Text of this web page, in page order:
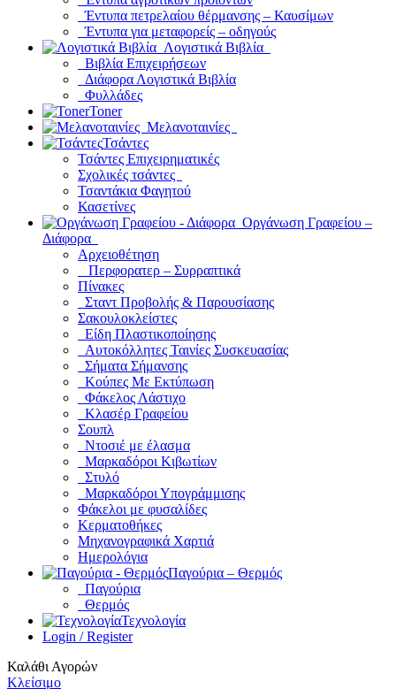
Έντυπα πετρελαίου θέρμανσης – Καυσίμων
Έντυπα για μεταφορείς – οδηγούς
Λογιστικά Βιβλία
Βιβλία Επιχειρήσεων
Διάφορα Λογιστικά Βιβλία
Φυλλάδες
Toner
Μελανοταινίες
Τσάντες
Τσάντες Επιχειρηματικές
Σχολικές τσάντες
Τσαντάκια Φαγητού
Κασετίνες
Οργάνωση Γραφείου –
Διάφορα
Αρχειοθέτηση
Περφορατερ – Συρραπτικά
Πίνακες
Σταντ Προβολής & Παρουσίασης
Σακουλοκλείστες
Είδη Πλαστικοποίησης
Αυτοκόλλητες Ταινίες Συσκευασίας
Σήματα Σήμανσης
Κούπες Με Εκτύπωση
Φάκελος Λάστιχο
Κλασέρ Γραφείου
Σουπλ
Ντοσιέ με έλασμα
Μαρκαδόροι Κιβωτίων
Στυλό
Μαρκαδόροι Υπογράμμισης
Φάκελοι με φυσαλίδες
Κερματοθήκες
Μηχανογραφικά Χαρτιά
Ημερολόγια
Παγούρια – Θερμός
Παγούρια
Θερμός
Τεχνολογία
Login / Register
Καλάθι Αγορών
Κλείσιμο